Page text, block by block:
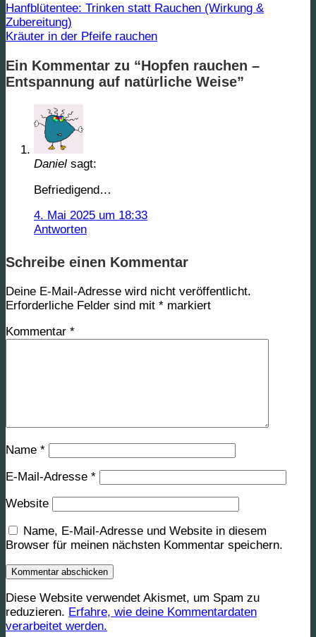
Hanfblütentee: Trinken statt Rauchen (Wirkung &
Zubereitung)
Kräuter in der Pfeife rauchen
Ein Kommentar zu “Hopfen rauchen –
Entspannung auf natürliche Weise”
Daniel sagt:
Befriedigend…
4. Mai 2025 um 18:33
Antworten
Schreibe einen Kommentar
Deine E-Mail-Adresse wird nicht veröffentlicht.
Erforderliche Felder sind mit * markiert
Kommentar *
Name *
E-Mail-Adresse *
Website
Name, E-Mail-Adresse und Website in diesem
Browser für meinen nächsten Kommentar speichern.
Diese Website verwendet Akismet, um Spam zu
reduzieren. Erfahre, wie deine Kommentardaten
verarbeitet werden.